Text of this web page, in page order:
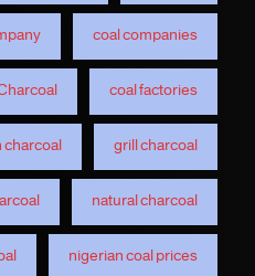
coal companies
coal factories
grill charcoal
natural charcoal
nigerian coal prices